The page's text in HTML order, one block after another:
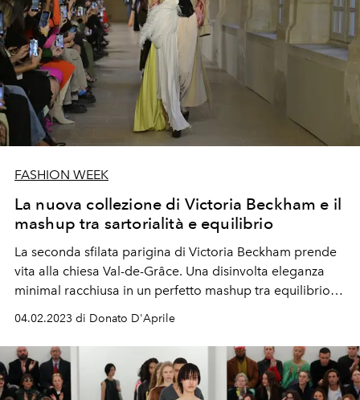
FASHION WEEK
La nuova collezione di Victoria Beckham e il
mashup tra sartorialità e equilibrio
La seconda sfilata parigina di Victoria Beckham prende
vita alla chiesa Val-de-Grâce. Una disinvolta eleganza
minimal racchiusa in un perfetto mashup tra equilibrio,
e un'identità ben precisa, ormai chiara espressione
dell'immaginario VB.
04.02.2023 di Donato D'Aprile